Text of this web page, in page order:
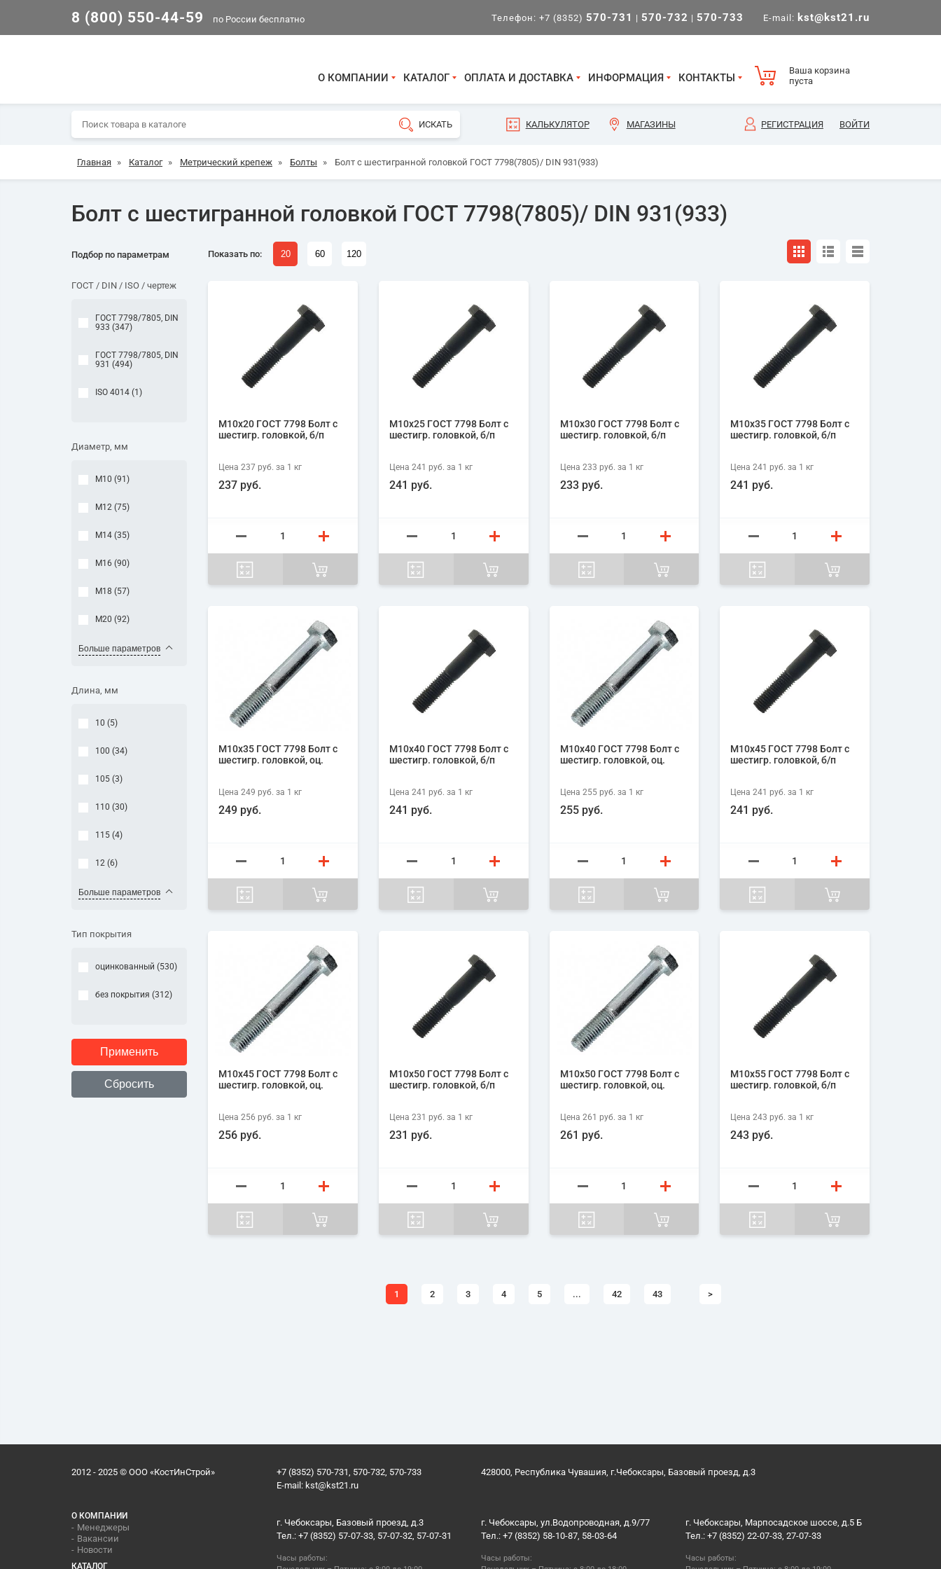
8 (800) 550-44-59 по России бесплатно Телефон: +7 (8352) 570-731 | 570-732 | 570-733 E-mail: kst@kst21.ru
О КОМПАНИИ КАТАЛОГ ОПЛАТА И ДОСТАВКА ИНФОРМАЦИЯ КОНТАКТЫ
Ваша корзина
пуста
КАЛЬКУЛЯТОР МАГАЗИНЫ РЕГИСТРАЦИЯ ВОЙТИ
Главная » Каталог » Метрический крепеж » Болты » Болт с шестигранной головкой ГОСТ 7798(7805)/ DIN 931(933)
Болт с шестигранной головкой ГОСТ 7798(7805)/ DIN 931(933)
Подбор по параметрам
ГОСТ / DIN / ISO / чертеж
ГОСТ 7798/7805, DIN
933 (347)
ГОСТ 7798/7805, DIN
931 (494)
ISO 4014 (1 )
Диаметр, мм
М10 (91 )
М12 (75)
М14 (35)
М16 (90)
М18 (57)
М20 (92)
Больше параметров
Длина, мм
10 (5)
100 (34)
105 (3)
110 (30)
115 (4)
12 (6)
Больше параметров
Тип покрытия
оцинкованный (530)
без покрытия (312)
Показать по: 20 60 120
М10х20 ГОСТ 7798 Болт с
шестигр. головкой, б/п
Цена 237 руб. за 1 кг
237 руб.
М10х25 ГОСТ 7798 Болт с
шестигр. головкой, б/п
Цена 241 руб. за 1 кг
241 руб.
М10х30 ГОСТ 7798 Болт с
шестигр. головкой, б/п
Цена 233 руб. за 1 кг
233 руб.
М10х35 ГОСТ 7798 Болт с
шестигр. головкой, б/п
Цена241 руб. за 1 кг
241 руб.
М10х35 ГОСТ 7798 Болт с
шестигр. головкой, оц.
Цена 249 руб. за 1 кг
249 руб.
М10х40 ГОСТ 7798 Болт с
шестигр. головкой, б/п
Цена 241 руб. за 1 кг
241 руб.
М10х40 ГОСТ 7798 Болт с
шестигр. головкой, оц.
Цена 255 руб. за 1 кг
255 руб.
М10х45 ГОСТ 7798 Болт с
шестигр. головкой, б/п
Цена241 руб. за 1 кг
241 руб.
М10х45 ГОСТ 7798 Болт с
шестигр. головкой, оц.
Цена 256 руб. за 1 кг
256 руб.
М10х50 ГОСТ 7798 Болт с
шестигр. головкой, б/п
Цена 231 руб. за 1 кг
231 руб.
М10х50 ГОСТ 7798 Болт с
шестигр. головкой, оц.
Цена 261 руб. за 1 кг
261 руб.
М10х55 ГОСТ 7798 Болт с
шестигр. головкой, б/п
Цена243 руб. за 1 кг
243 руб.
1 2 3 4 5 ... 42 43 >
2012 - 2025 © ООО «КостИнСтрой»
+7 (8352) 570-731, 570-732, 570-733
E-mail: kst@kst21.ru
428000, Республика Чувашия, г.Чебоксары, Базовый проезд, д.3
О КОМПАНИИ
Менеджеры
Вакансии
Новости
КАТАЛОГ
г. Чебоксары, Базовый проезд, д.3
Тел.: +7 (8352) 57-07-33, 57-07-32, 57-07-31
Часы работы:
г. Чебоксары, ул.Водопроводная, д.9/77
Тел.: +7 (8352) 58-10-87, 58-03-64
Часы работы:
г. Чебоксары, Марпосадское шоссе, д.5 Б
Тел.: +7 (8352) 22-07-33, 27-07-33
Часы работы: